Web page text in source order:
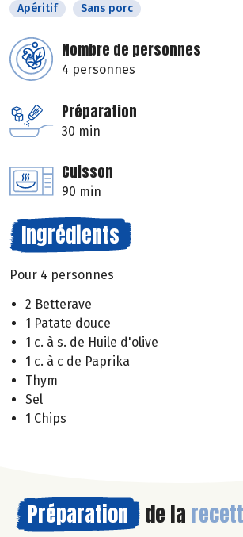
Apéritif Sans porc
Nombre de personnes
4 personnes
Préparation
30 min
Cuisson
90 min
Ingrédients
Pour 4 personnes
2 Betterave
1 Patate douce
1 c. à s. de Huile d'olive
1 c. à c de Paprika
Thym
Sel
1 Chips
Préparation de la